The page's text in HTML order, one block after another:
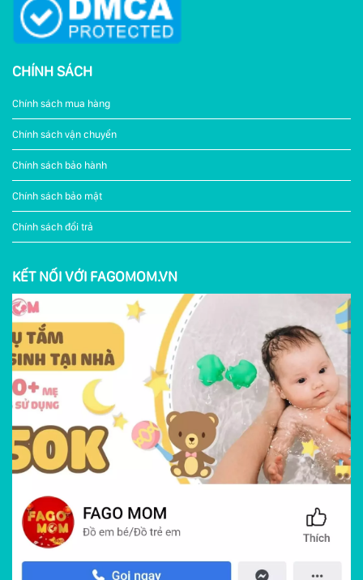
CHÍNH SÁCH
Chính sách mua hàng
Chính sách vận chuyển
Chính sách bảo hành
Chính sách bảo mật
Chính sách đổi trả
KẾT NỐI VỚI FAGOMOM.VN